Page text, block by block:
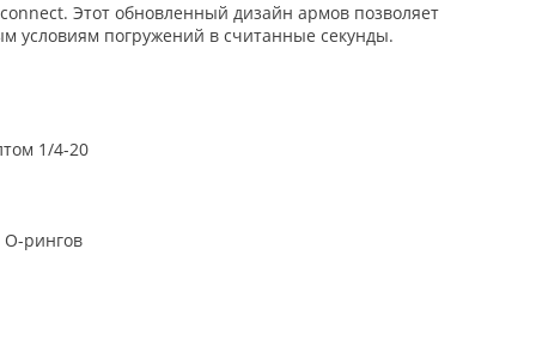
Этот обновленный дизайн армов позволяет
условиям погружений в считанные секунды.
1/4-20
О-рингов